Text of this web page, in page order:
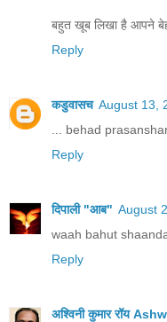
बहुत खूब लिखा है आपने
Reply
कडुवासच August 13,
... behad
Reply
दिपाली "आब" August
waah bahut
Reply
अश्विनी कुमार रॉय